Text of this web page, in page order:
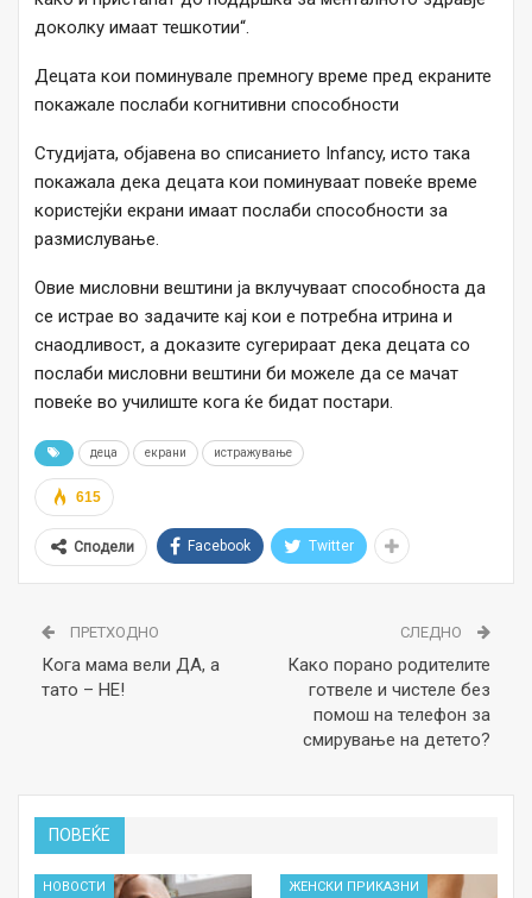
доколку имаат тешкотии“.
Децата кои поминувале премногу време пред екраните
покажале послаби когнитивни способности
Студијата, објавена во списанието Infancy, исто така
покажала дека децата кои поминуваат повеќе време
користејќи екрани имаат послаби способности за
размислување.
Овие мисловни вештини ја вклучуваат способноста да
се истрае во задачите кај кои е потребна итрина и
снаодливост, а доказите сугерираат дека децата со
послаби мисловни вештини би можеле да се мачат
повеќе во училиште кога ќе бидат постари.
деца екрани истражување
615
Сподели Facebook Twitter
ПРЕТХОДНО
Кога мама вели ДА, а
тато – НЕ!
СЛЕДНО
Како порано родителите
готвеле и чистеле без
помош на телефон за
смирување на детето?
ПОВЕЌЕ
НОВОСТИ ЖЕНСКИ ПРИКАЗНИ